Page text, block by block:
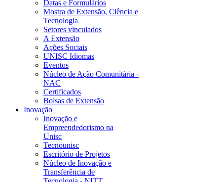
Datas e Formulários
Mostra de Extensão, Ciência e
Tecnologia
Setores vinculados
A Extensão
Ações Sociais
UNISC Idiomas
Eventos
Núcleo de Ação Comunitária -
NAC
Certificados
Bolsas de Extensão
Inovação
Inovação e
Empreendedorismo na
Unisc
Tecnounisc
Escritório de Projetos
Núcleo de Inovação e
Transferência de